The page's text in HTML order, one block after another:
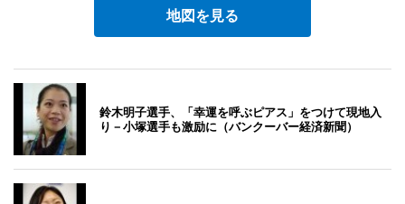
地図を見る
鈴木明子選手、「幸運を呼ぶピアス」をつけて現地入
り－小塚選手も激励に（バンクーバー経済新聞）